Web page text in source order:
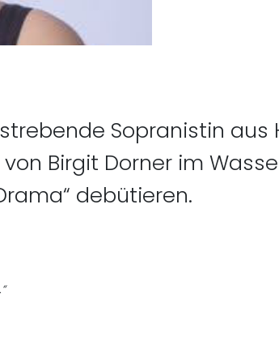
Sopranistin aus
Birgit Dorner im
debütieren.